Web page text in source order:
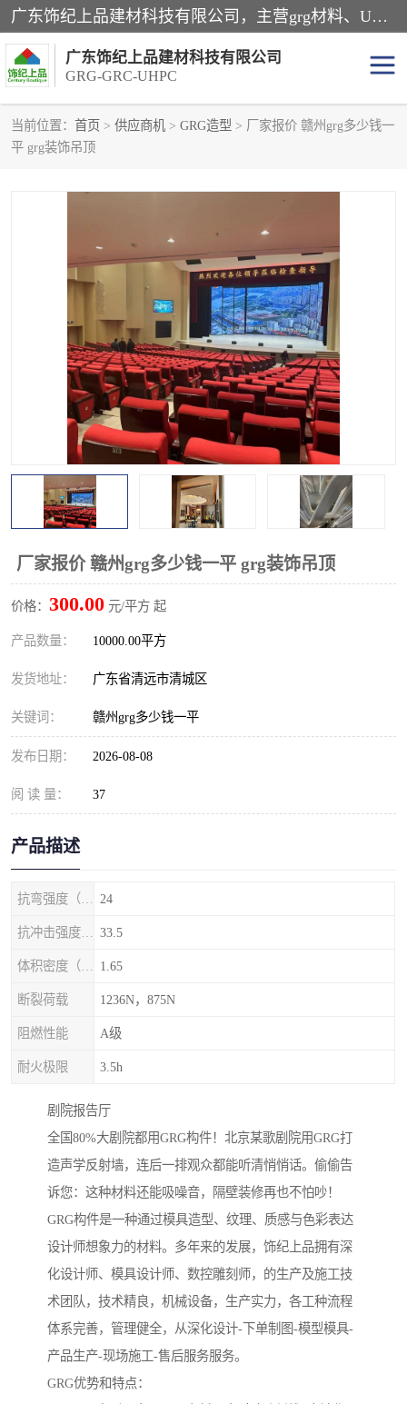
广东饰纪上品建材科技有限公司，主营grg材料、UHPC板、grc构件、uhpc幕墙板、grg厂家、grc厂家、uhpc厂家、GRG吊顶、grg石膏板、grg构件、外墙grc线条、grg造型、grg材料定制，uhpc高性能混凝土，uhpc构件，uhpc镂空挂板，grg材料生产厂家，广东grg厂家，广东grc厂家，联系方式*，2万平厂房，如果您对我公司的产品服务感兴趣，请联系我们。
广东饰纪上品建材科技有限公司
GRG-GRC-UHPC
当前位置： 首页 > 供应商机 > GRG造型 > 厂家报价 赣州grg多少钱一
平 grg装饰吊顶
厂家报价 赣州grg多少钱一平 grg装饰吊顶
价格： 300.00 元/平方 起
产品数量： 10000.00平方
发货地址： 广东省清远市清城区
关键词： 赣州grg多少钱一平
发布日期： 2026-08-08
阅 读 量： 37
产品描述
24
33.5
1.65
断裂荷载 1236N，875N
阻燃性能 A级
耐火极限 3.5h
剧院‌报告厅
全国80%大剧院都用GRG构件！北京某歌剧院用GRG打
造声学反射墙，连后一排观众都能听清悄悄话。偷偷告
诉您：这种材料还能吸噪音，隔壁装修再也不怕吵！
GRG构件是一种通过模具造型、纹理、质感与色彩表达
设计师想象力的材料。多年来的发展，饰纪上品拥有深
化设计师、模具设计师、数控雕刻师，的生产及施工技
术团队，技术精良，机械设备，生产实力，各工种流程
体系完善，管理健全，从深化设计-下单制图-模型模具-
产品生产-现场施工-售后服务服务。
GRG优势和特点：
GRG构件
发泡陶瓷装饰构件
GRC厂家
GRG吊顶 GRG材料生产厂家
UHPC幕墙板 GRC树池坐凳
UHPC树池坐凳